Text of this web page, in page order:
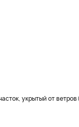
укрытый от ветров